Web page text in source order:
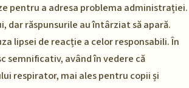
pentru a adresa problema administrației.
dar răspunsurile au întârziat să apară.
lipsei de reacție a celor responsabili. În
semnificativ, având în vedere că
respirator, mai ales pentru copii și